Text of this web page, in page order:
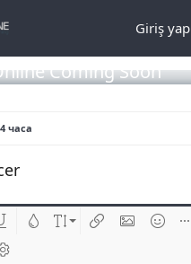
Giriş yap
Coming Soon
часа
çiz